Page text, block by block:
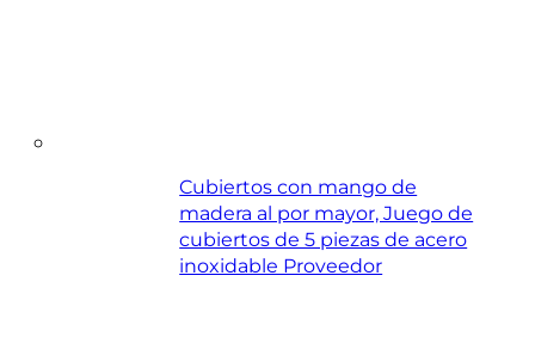
Cubiertos con mango de
madera al por mayor, Juego de
cubiertos de 5 piezas de acero
inoxidable Proveedor